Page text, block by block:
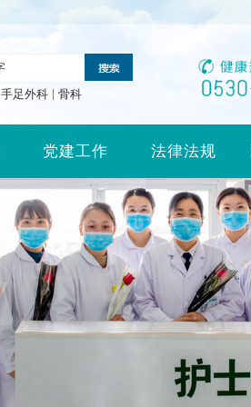
手足外科 | 骨科
党建工作 法律法规